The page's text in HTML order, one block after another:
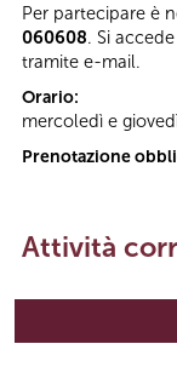
Per partecipare è
060608. Si
tramite e-mail.
Orario:
mercoledì e
Prenotazione
Attività